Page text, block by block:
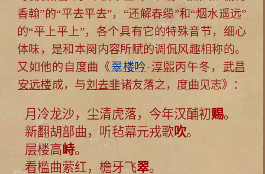
香翰”的“平去平去”，“还解春缆”和“烟水遥远”
的“平上平上”，各个具有它的特殊音节，细心
体味，是和本阕内容所赋的调侃风趣相称的。
又如他的自度曲《翠楼吟· 淳熙丙午冬，
武昌
安远楼成，与刘去非诸友落之，度曲见志》：
月冷龙沙，尘清虎落，今年汉酺初赐。
新翻胡部曲，听毡幕元戎歌吹。
层楼高峙。
看槛曲萦红，檐牙飞翠。